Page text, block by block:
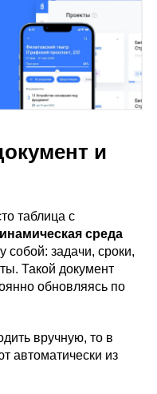
и
таблица с
среда
собой: задачи, сроки,
Такой документ
обновляясь по
вручную, то в
автоматически из